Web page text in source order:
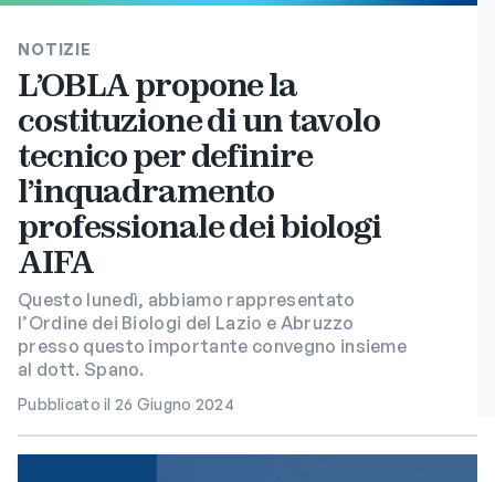
NOTIZIE
L’OBLA propone la
costituzione di un tavolo
tecnico per definire
l’inquadramento
professionale dei biologi
AIFA
Questo lunedì, abbiamo rappresentato
l’Ordine dei Biologi del Lazio e Abruzzo
presso questo importante convegno insieme
al dott. Spano.
Pubblicato il 26 Giugno 2024